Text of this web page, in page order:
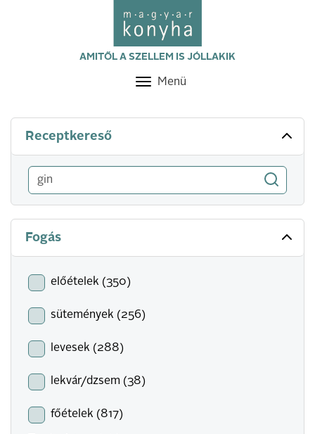
AMITŐL A SZELLEM IS JÓLLAKIK
Toggle
Menü
Receptkereső
Fogás
előételek (350)
sütemények (256)
levesek (288)
lekvár/dzsem (38)
főételek (817)